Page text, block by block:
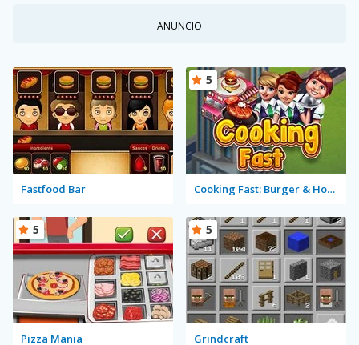
ANUNCIO
Fastfood Bar Cooking Fast: Burger & Hotdog
5
Pizza Mania
5
Grindcraft
5